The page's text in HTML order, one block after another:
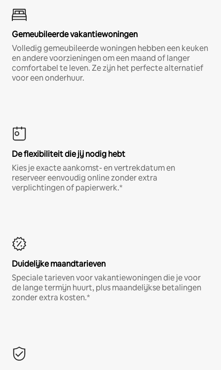
Gemeubileerde vakantiewoningen
Volledig gemeubileerde woningen hebben een keuken
en andere voorzieningen om een maand of langer
comfortabel te leven. Ze zijn het perfecte alternatief
voor een onderhuur.
De flexibiliteit die jij nodig hebt
Kies je exacte aankomst- en vertrekdatum en
reserveer eenvoudig online zonder extra
verplichtingen of papierwerk.*
Duidelijke maandtarieven
Speciale tarieven voor vakantiewoningen die je voor
de lange termijn huurt, plus maandelijkse betalingen
zonder extra kosten.*